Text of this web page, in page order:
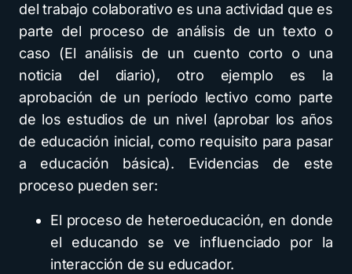
del trabajo colaborativo es una actividad que es
parte del proceso de análisis de un texto o
caso (El análisis de un cuento corto o una
noticia del diario), otro ejemplo es la
aprobación de un período lectivo como parte
de los estudios de un nivel (aprobar los años
de educación inicial, como requisito para pasar
a educación básica). Evidencias de este
proceso pueden ser:
El proceso de heteroeducación, en donde
el educando se ve influenciado por la
interacción de su educador.